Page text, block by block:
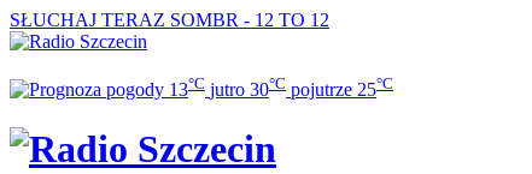
SŁUCHAJ TERAZ SOMBR - 12 TO 12
13°C jutro 30°C pojutrze 25°C